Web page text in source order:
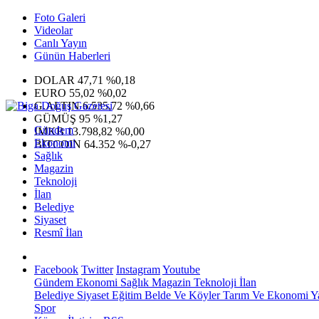
Foto Galeri
Videolar
Canlı Yayın
Günün Haberleri
DOLAR 47,71 %0,18
EURO 55,02 %0,02
G.ALTIN6.535,72 %0,66
GÜMÜŞ 95 %1,27
IMKB13.798,82 %0,00
BITCOIN 64.352 %-0,27
Gündem
Ekonomi
Sağlık
Magazin
Teknoloji
İlan
Belediye
Siyaset
Resmî İlan
Facebook Twitter InstagramYoutube
Gündem Ekonomi Sağlık Magazin Teknoloji İlan
Belediye Siyaset Eğitim Belde Ve KöylerTarım Ve Ekonomi
Spor